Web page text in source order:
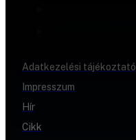
Adatkezelési tájékoztató
Impresszum
Hír
Cikk